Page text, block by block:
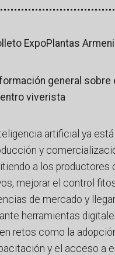
ExpoPlantas
general sobre
viverista
artificial ya
y
a los productores
mejorar el control
de mercado y
herramientas
retos como la
y el acceso a